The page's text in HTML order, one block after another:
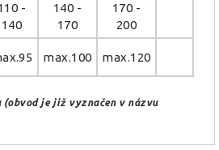
-
140
140 -
170
170 -
200
max.100 max.120
(obvod je již vyznačen v názvu